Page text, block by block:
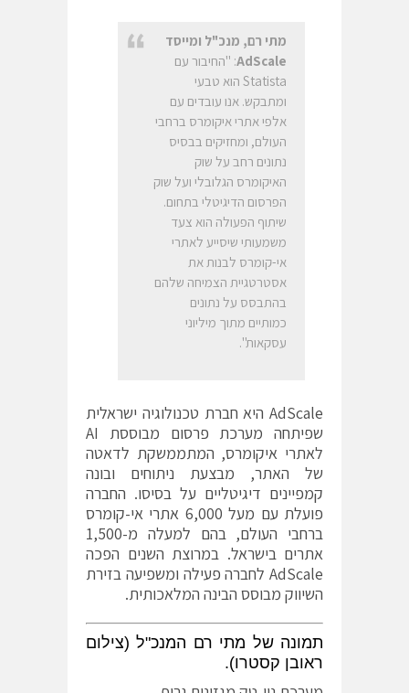
מתי רם, מנכ"ל ומייסד
AdScale: "החיבור עם
Statista הוא טבעי
ומתבקש. אנו עובדים עם
אלפי אתרי איקומרס ברחבי
העולם, ומחזיקים בבסיס
נתונים רחב על שוק
האיקומרס הגלובלי ועל שוק
הפרסום הדיגיטלי בתחום.
שיתוף הפעולה הוא צעד
משמעותי שיסייע לאתרי
אי-קומרס לבנות את
אסטרטגיית הצמיחה שלהם
בהתבסס על נתונים
כמותיים מתוך מיליוני
עסקאות".
AdScale היא חברת טכנולוגיה ישראלית
שפיתחה מערכת פרסום מבוססת AI
לאתרי איקומרס, המתממשקת לדאטה
של האתר, מבצעת ניתוחים ובונה
קמפיינים דיגיטליים על בסיסו. החברה
פועלת עם מעל 6,000 אתרי אי-קומרס
ברחבי העולם, בהם למעלה מ-1,500
אתרים בישראל. במרוצת השנים הפכה
AdScale לחברה פעילה ומשפיעה בזירת
השיווק מבוסס הבינה המלאכותית.
תמונה של מתי רם המנכ"ל (צילום
ראובן קסטרו).